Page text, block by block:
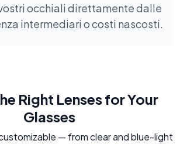
occhiali direttamente dalle
intermediari o costi nascosti.
Right Lenses for Your
Glasses
— from clear and blue-light